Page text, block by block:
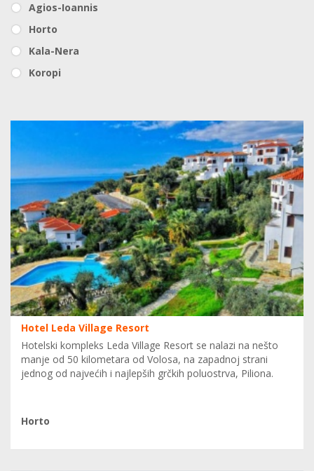
Agios-Ioannis
Horto
Kala-Nera
Koropi
Hotel Leda Village Resort
Hotelski kompleks Leda Village Resort se nalazi na nešto
manje od 50 kilometara od Volosa, na zapadnoj strani
jednog od najvećih i najlepših grčkih poluostrva, Piliona.
Horto